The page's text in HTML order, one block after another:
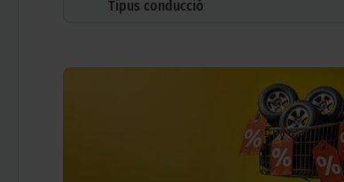
Tipus conducció